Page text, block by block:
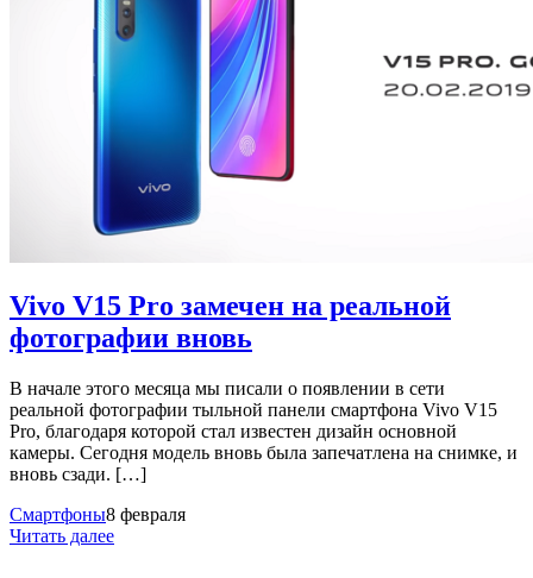
Vivo V15 Pro замечен на реальной
фотографии вновь
В начале этого месяца мы писали о появлении в сети
реальной фотографии тыльной панели смартфона Vivo V15
Pro, благодаря которой стал известен дизайн основной
камеры. Сегодня модель вновь была запечатлена на снимке, и
вновь сзади. […]
Смартфоны8 февраля
Читать далее